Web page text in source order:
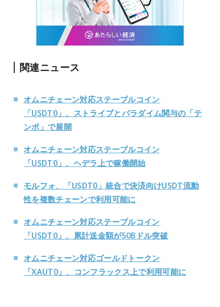
関連ニュース
オムニチェーン対応ステーブルコイン
「USDT0」、ストライプとパラダイム関与の「テ
ンポ」で展開
オムニチェーン対応ステーブルコイン
「USDT0」、ヘデラ上で稼働開始
モルフォ、「USDT0」統合で決済向けUSDT流動
性を複数チェーンで利用可能に
オムニチェーン対応ステーブルコイン
「USDT0」、累計送金額が50Bドル突破
オムニチェーン対応ゴールドトークン
「XAUT0」、コンフラックス上で利用可能に